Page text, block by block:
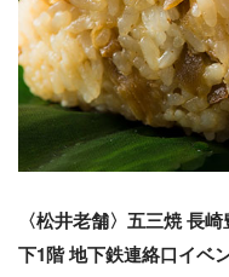
〈松井老舗〉五三焼 長
下1階 地下鉄連絡口イベ